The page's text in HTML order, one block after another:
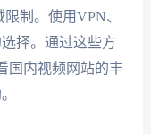
制。使用VPN、
择。通过这些方
国内视频网站的丰